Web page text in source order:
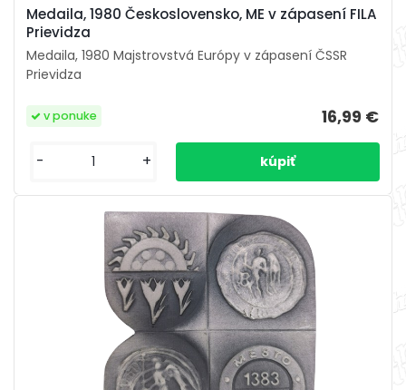
Medaila, 1980 Československo, ME v zápasení FILA
Prievidza
Medaila, 1980 Majstrovstvá Európy v zápasení ČSSR
Prievidza
16,99 €
v ponuke
- +